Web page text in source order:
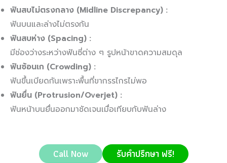
ฟันสบไม่ตรงกลาง (Midline Discrepancy) :
ฟันบนและล่างไม่ตรงกัน
ฟันสบห่าง (Spacing) :
มีช่องว่างระหว่างฟันซี่ต่าง ๆ รูปหน้าขาดความสมดุล
ฟันซ้อนเก (Crowding) :
ฟันขึ้นเบียดกันเพราะพื้นที่ขากรรไกรไม่พอ
ฟันยื่น (Protrusion/Overjet) :
ฟันหน้าบนยื่นออกมาชัดเจนเมื่อเทียบกับฟันล่าง
Call Now รับคำปรึกษา ฟรี!